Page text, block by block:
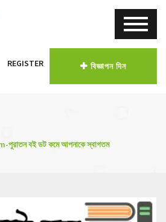
REGISTER বিজ্ঞাপন দিন
বই ডট কমে আপনাকে স্বাগতম